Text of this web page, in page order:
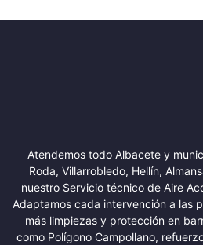
Atendemos todo Albacete y
Roda, Villarrobledo, Hellín,
nuestro Servicio técnico de Aire
Adaptamos cada intervención a las
más limpiezas y protección en
como Polígono Campollano,